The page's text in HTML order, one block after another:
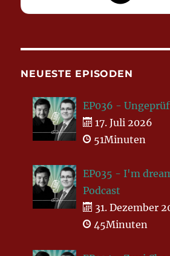
NEUESTE EPISODEN
EP036 -
17. Juli 2026
51Minuten
EP035 - I'm
Podcast
31. Dezember
45Minuten